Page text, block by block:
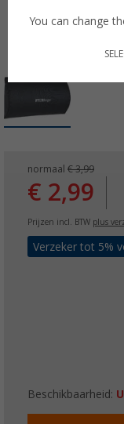
normaal € 3,99
€ 2,99
Prijzen incl. BTW plus
Verzeker tot 5%
Beschikbaarheid:
You can change